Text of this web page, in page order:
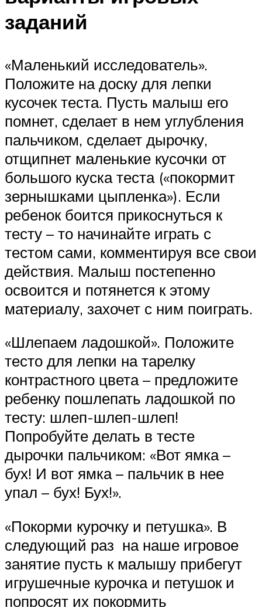
заданий
«Маленький исследователь».
Положите на доску для лепки
кусочек теста. Пусть малыш его
помнет, сделает в нем углубления
пальчиком, сделает дырочку,
отщипнет маленькие кусочки от
большого куска теста («покормит
зернышками цыпленка»). Если
ребенок боится прикоснуться к
тесту – то начинайте играть с
тестом сами, комментируя все свои
действия. Малыш постепенно
освоится и потянется к этому
материалу, захочет с ним поиграть.
«Шлепаем ладошкой». Положите
тесто для лепки на тарелку
контрастного цвета – предложите
ребенку пошлепать ладошкой по
тесту: шлеп-шлеп-шлеп!
Попробуйте делать в тесте
дырочки пальчиком: «Вот ямка –
бух! И вот ямка – пальчик в нее
упал – бух! Бух!».
«Покорми курочку и петушка». В
следующий раз на наше игровое
занятие пусть к малышу прибегут
игрушечные курочка и петушок и
попросят их покормить